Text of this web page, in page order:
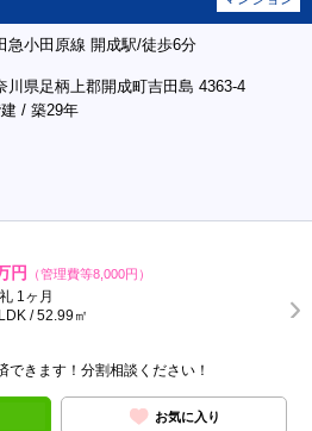
急小田原線 開成駅/徒歩6分
川県足柄上郡開成町吉田島 4363-4
/ 築29年
円 （管理費等8,000円）
1ヶ月
/ 52.99㎡
できます！分割相談ください！
お気に入り